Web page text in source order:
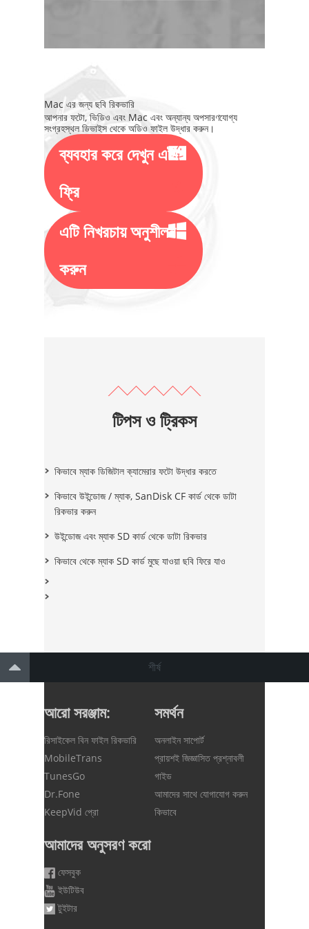
Mac এর জন্য ছবি রিকভারি
আপনার ফটো, ভিডিও এবং Mac এবং অন্যান্য অপসারণযোগ্য
সংগ্রহস্থল ডিভাইস থেকে অডিও ফাইল উদ্ধার করুন।
ব্যবহার করে দেখুন এটা
ফ্রি
এটি নিখরচায় অনুশীলন
করুন
টিপস ও ট্রিকস
কিভাবে ম্যাক ডিজিটাল ক্যামেরার ফটো উদ্ধার করতে
কিভাবে উইন্ডোজ / ম্যাক, SanDisk CF কার্ড থেকে ডাটা
রিকভার করুন
উইন্ডোজ এবং ম্যাক SD কার্ড থেকে ডাটা রিকভার
কিভাবে থেকে ম্যাক SD কার্ড মুছে যাওয়া ছবি ফিরে যাও
শীর্ষ
আরো সরঞ্জাম:
রিসাইকেল বিন ফাইল রিকভারি
MobileTrans
TunesGo
Dr.Fone
KeepVid প্রো
সমর্থন
অনলাইন সাপোর্ট
প্রায়শই জিজ্ঞাসিত প্রশ্নাবলী
গাইড
আমাদের সাথে যোগাযোগ করুন
কিভাবে
আমাদের অনুসরণ করো
ফেসবুক
ইউটিউব
টুইটার